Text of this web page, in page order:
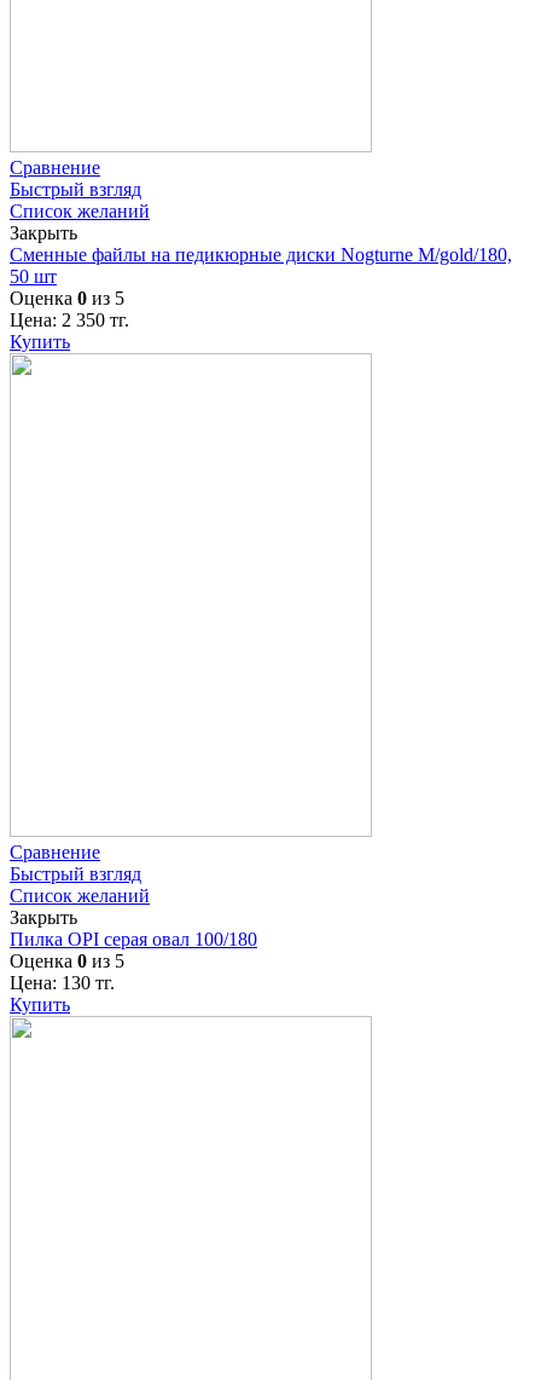
Сравнение
Быстрый взгляд
Список желаний
Закрыть
Сменные файлы на педикюрные диски Nogturne M/gold/180,
50 шт
Оценка 0 из 5
Цена: 2 350 тг.
Купить
Сравнение
Быстрый взгляд
Список желаний
Закрыть
Пилка OPI серая овал 100/180
Оценка 0 из 5
Цена: 130 тг.
Купить